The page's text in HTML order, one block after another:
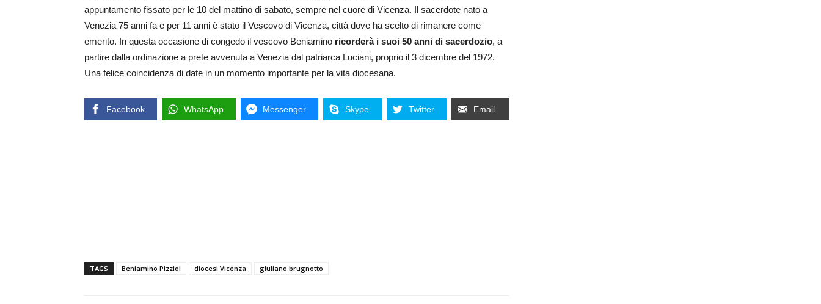
appuntamento fissato per le 10 del mattino di sabato, sempre nel cuore di Vicenza. Il sacerdote nato a
Venezia 75 anni fa e per 11 anni è stato il Vescovo di Vicenza, città dove ha scelto di rimanere come
emerito. In questa occasione di congedo il vescovo Beniamino ricorderà i suoi 50 anni di sacerdozio, a
partire dalla ordinazione a prete avvenuta a Venezia dal patriarca Luciani, proprio il 3 dicembre del 1972.
Una felice coincidenza di date in un momento importante per la vita diocesana.
Facebook WhatsApp Messenger Skype Twitter Email
TAGS Beniamino Pizziol diocesi Vicenza giuliano brugnotto